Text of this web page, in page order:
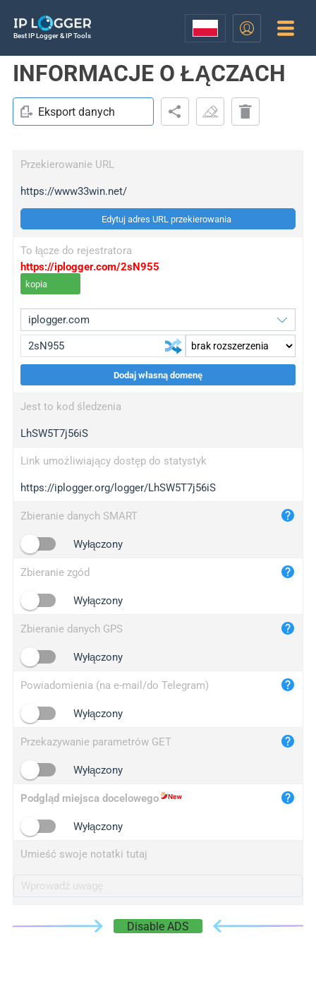
Best IP Logger & IP Tools
INFORMACJE O ŁĄCZACH
Eksport danych
Przekierowanie URL
https://www33win.net/
Edytuj adres URL przekierowania
To łącze do rejestratora
https://iplogger.com/2sN955
kopia
wl.gl
ed.tc
iplogger.com
maper.info
2no.co
yip.su
iplogger.info
Dodaj własną domenę
Jest to kod śledzenia
LhSW5T7j56iS
Link umożliwiający dostęp do statystyk
https://iplogger.org/logger/LhSW5T7j56iS
Zbieranie danych SMART
Wyłączony
Zbieranie zgód
Wyłączony
Zbieranie danych GPS
Wyłączony
Powiadomienia (na e-mail/do Telegram)
Wyłączony
Przekazywanie parametrów GET
Wyłączony
Podgląd miejsca docelowego
Wyłączony
Umieść swoje notatki tutaj
Disable ADS